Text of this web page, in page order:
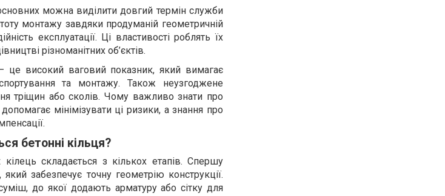
можна виділити довгий термін служби
монтажу завдяки продуманій геометричній
експлуатації. Ці властивості роблять їх
різноманітних об’єктів.
це високий ваговий показник, який вимагає
та монтажу. Також неузгоджене
тріщин або сколів. Чому важливо знати про
мінімізувати ці ризики, а знання про
бетонні кільця?
складається з кількох етапів. Спершу
забезпечує точну геометрію конструкції.
до якої додають арматуру або сітку для